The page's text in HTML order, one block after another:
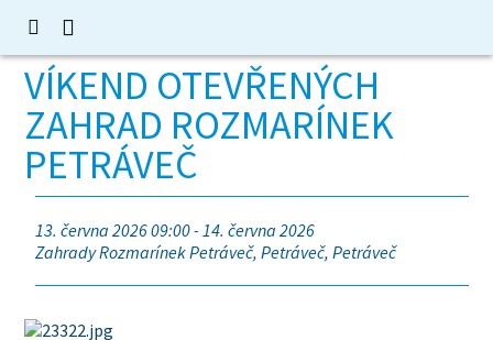
VÍKEND OTEVŘENÝCH
ZAHRAD ROZMARÍNEK
PETRÁVEČ
13. června 2026 09:00 - 14. června 2026
Zahrady Rozmarínek Petráveč, Petráveč, Petráveč